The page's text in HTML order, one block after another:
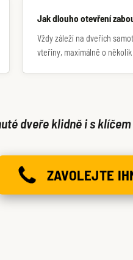
Jak dlouho otevření
Vždy záleží na dveřích
vteřiny, maximálně o
dveře klidně i s
ZAVOLEJTE